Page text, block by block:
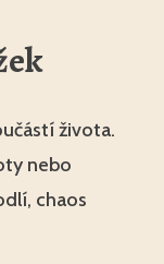
života.
nebo
chaos